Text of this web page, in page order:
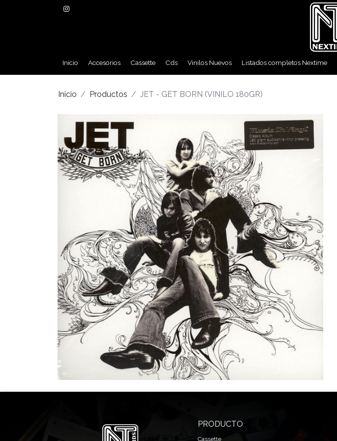
Inicio Accesorios Cassette Cds Vinilos Nuevos Listados completos Nextime
Inicio Productos JET - GET BORN (VINILO 180GR)
PRODUCTO
Cassette